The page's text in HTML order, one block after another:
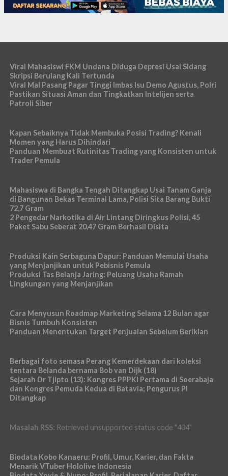
Viral Mahasiswi FKM Undana Diduga Depresi Usai Sidang
Skripsi Berulang Kali Tertunda
Viral Mal Pasang Pagar Tinggi Imbas Isu Demo Agustus, Polri
Pastikan Situasi Aman dan Tingkatkan Intelijen serta
Patroli Siber
Kapan Sebaiknya Tidak Membuka Posisi Trading? Kenali
Momen yang Harus Dihindari
Panduan Membuat Rutinitas Trading yang Konsisten untuk
Trader Pemula
Mahasiswa di Bangka Tengah Ditangkap Usai Tanam Ganja
di Bangunan Bekas Terminal Lama, Polisi Sita Barang Bukti
72,7 Gram
2 Pengedar Narkotika di Air Lintang Diringkus Polisi, 45
Paket Sabu Seberat 20,47 Gram Berhasil Disita
Produksi Kain Serbaguna Dapur: Panduan Memulai Usaha
yang Menjanjikan untuk Pebisnis Pemula
Produksi Tas Belanja Jaring: Peluang Usaha Ramah
Lingkungan yang Menjanjikan
Cara Menyusun Roadmap Marketing Selama 12 Bulan agar
Bisnis Tumbuh Konsisten
Panduan Menentukan Target Penjualan Sebelum Beriklan
Berbagai foto semasa Perang Kemerdekaan dari koleksi
tentara Belanda bernama Bob van Dijk (18)
Sejarah Dr Tjipto (13): Kongres PPPKI Pertama di Soerabaja
dan Kongres Pemuda Kedua di Batavia; Pengurus PI
Ditangkap
Masalah RSS: Retrieved unsupported status code "404"
Biodata Kobo Kanaeru: Profil, Umur, Karier, dan Fakta
Menarik VTuber Hololive Indonesia